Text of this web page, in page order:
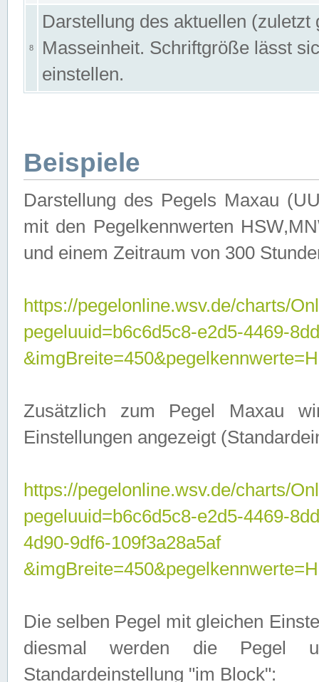
8
Darstellung des aktuellen
Masseinheit. Schriftgröße lässt
einstellen.
Beispiele
Darstellung des Pegels Maxau
mit den Pegelkennwerten
und einem Zeitraum von 300
https://pegelonline.wsv.de/charts/
pegeluuid=b6c6d5c8-e2d5-4469-
Zusätzlich zum Pegel Maxau
Einstellungen angezeigt
https://pegelonline.wsv.de/charts/
pegeluuid=b6c6d5c8-e2d5-4469-
4d90-9df6-109f3a28a5af
Die selben Pegel mit gleichen
diesmal werden die Pegel
Standardeinstellung "im Block":